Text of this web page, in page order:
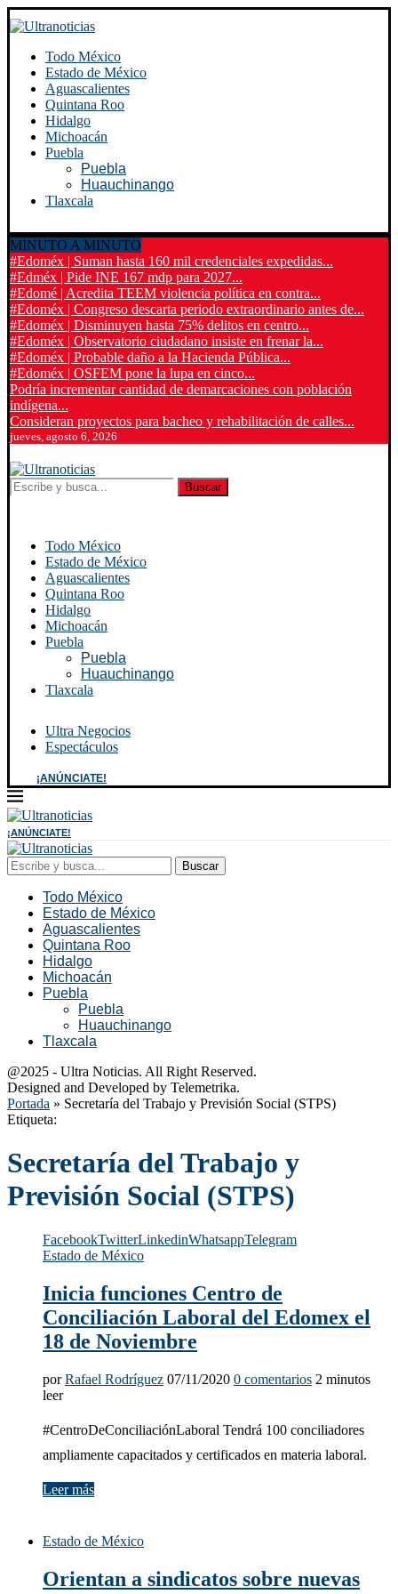
Todo México
Estado de México
Aguascalientes
Quintana Roo
Hidalgo
Michoacán
Puebla
Puebla
Huauchinango
Tlaxcala
MINUTO A MINUTO
#Edoméx | Suman hasta 160 mil credenciales expedidas...
#Edméx | Pide INE 167 mdp para 2027...
#Edomé | Acredita TEEM violencia política en contra...
#Edoméx | Congreso descarta periodo extraordinario antes de...
#Edoméx | Disminuyen hasta 75% delitos en centro...
#Edoméx | Observatorio ciudadano insiste en frenar la...
#Edoméx | Probable daño a la Hacienda Pública...
#Edoméx | OSFEM pone la lupa en cinco...
Podría incrementar cantidad de demarcaciones con población
indígena...
Consideran proyectos para bacheo y rehabilitación de calles...
jueves, agosto 6, 2026
Buscar
Todo México
Estado de México
Aguascalientes
Quintana Roo
Hidalgo
Michoacán
Puebla
Puebla
Huauchinango
Tlaxcala
Ultra Negocios
Espectáculos
¡ANÚNCIATE!
¡ANÚNCIATE!
Buscar
Todo México
Estado de México
Aguascalientes
Quintana Roo
Hidalgo
Michoacán
Puebla
Puebla
Huauchinango
Tlaxcala
@2025 - Ultra Noticias. All Right Reserved.
Designed and Developed by Telemetrika.
Portada » Secretaría del Trabajo y Previsión Social (STPS)
Etiqueta:
Secretaría del Trabajo y
Previsión Social (STPS)
FacebookTwitterLinkedinWhatsappTelegram
Estado de México
Inicia funciones Centro de
Conciliación Laboral del Edomex el
18 de Noviembre
porRafael Rodríguez 07/11/2020 0 comentarios 2 minutos
leer
#CentroDeConciliaciónLaboral Tendrá 100 conciliadores
ampliamente capacitados y certificados en materia laboral.
Leer más
Estado de México
Orientan a sindicatos sobre nuevas